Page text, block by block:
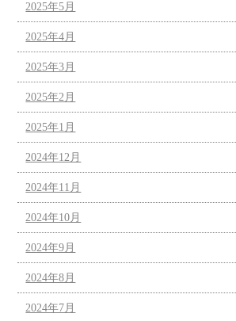
2025年5月
2025年4月
2025年3月
2025年2月
2025年1月
2024年12月
2024年11月
2024年10月
2024年9月
2024年8月
2024年7月